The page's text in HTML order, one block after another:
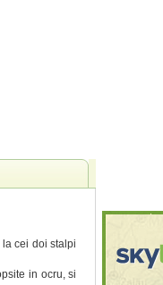
cei doi stalpi
in ocru, si